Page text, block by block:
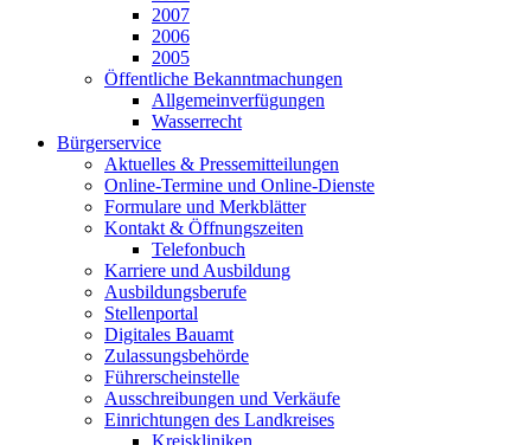
2007
2006
2005
Öffentliche Bekanntmachungen
Allgemeinverfügungen
Wasserrecht
Bürgerservice
Aktuelles & Pressemitteilungen
Online-Termine und Online-Dienste
Formulare und Merkblätter
Kontakt & Öffnungszeiten
Telefonbuch
Karriere und Ausbildung
Ausbildungsberufe
Stellenportal
Digitales Bauamt
Zulassungsbehörde
Führerscheinstelle
Ausschreibungen und Verkäufe
Einrichtungen des Landkreises
Kreiskliniken